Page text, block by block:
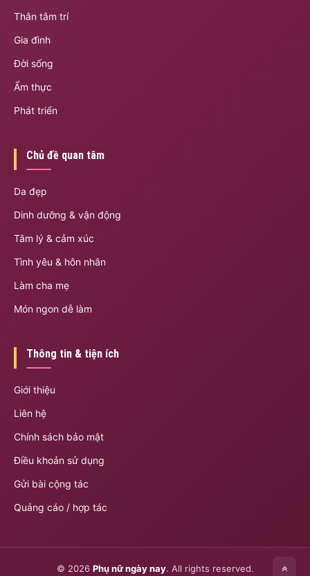
Thân tâm trí
Gia đình
Đời sống
Ẩm thực
Phát triển
Chủ đề quan tâm
Da đẹp
Dinh dưỡng & vận động
Tâm lý & cảm xúc
Tình yêu & hôn nhân
Làm cha mẹ
Món ngon dễ làm
Thông tin & tiện ích
Giới thiệu
Liên hệ
Chính sách bảo mật
Điều khoản sử dụng
Gửi bài cộng tác
Quảng cáo / hợp tác
© 2026 Phụ nữ ngày nay. All rights reserved.